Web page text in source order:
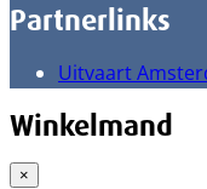
Partnerlinks
Uitvaart
Winkelmand
×